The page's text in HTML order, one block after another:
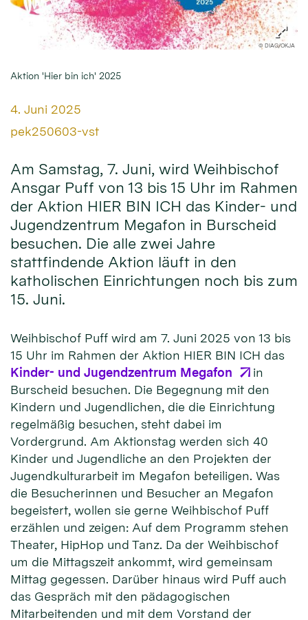
© DIAG/OKJA
Aktion 'Hier bin ich' 2025
Datum:
4. Juni 2025
Von:
pek250603-vst
Am Samstag, 7. Juni, wird Weihbischof
Ansgar Puff von 13 bis 15 Uhr im Rahmen
der Aktion HIER BIN ICH das Kinder- und
Jugendzentrum Megafon in Burscheid
besuchen. Die alle zwei Jahre
stattfindende Aktion läuft in den
katholischen Einrichtungen noch bis zum
15. Juni.
Weihbischof Puff wird am 7. Juni 2025 von 13 bis
15 Uhr im Rahmen der Aktion HIER BIN ICH das
Kinder- und Jugendzentrum Megafon
in
Burscheid besuchen. Die Begegnung mit den
Kindern und Jugendlichen, die die Einrichtung
regelmäßig besuchen, steht dabei im
Vordergrund. Am Aktionstag werden sich 40
Kinder und Jugendliche an den Projekten der
Jugendkulturarbeit im Megafon beteiligen. Was
die Besucherinnen und Besucher an Megafon
begeistert, wollen sie gerne Weihbischof Puff
erzählen und zeigen: Auf dem Programm stehen
Theater, HipHop und Tanz. Da der Weihbischof
um die Mittagszeit ankommt, wird gemeinsam
Mittag gegessen. Darüber hinaus wird Puff auch
das Gespräch mit den pädagogischen
Mitarbeitenden und mit dem Vorstand der